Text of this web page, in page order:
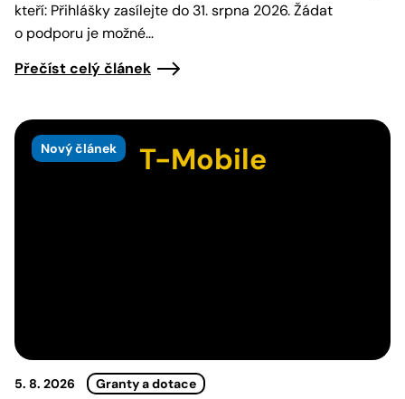
kteří: Přihlášky zasílejte do 31. srpna 2026. Žádat
o podporu je možné…
Přečíst celý článek
Nový článek T-Mobile
5. 8. 2026 Granty a dotace